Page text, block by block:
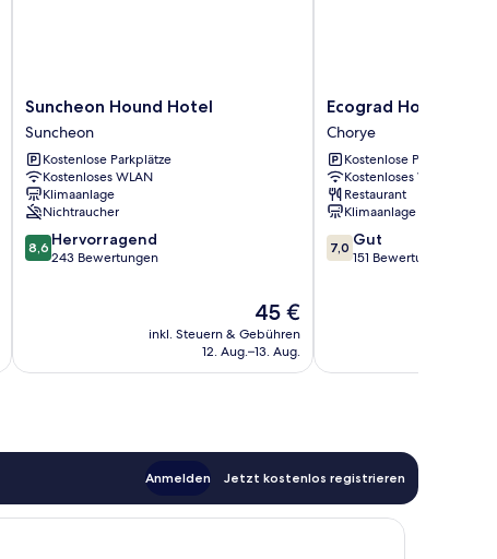
Suncheon
Hound
Hotel
Suncheon
Suncheon Hound Hotel
Suncheon
Kostenlose Parkplätze
Kostenloses WLAN
Klimaanlage
Nichtraucher
8.6
von
8,6 Hervorragend
243 Bewertungen
Der
Preis
beträgt
45 €
inkl. Steuern & Gebühren
12. Aug.–13. Aug.
Ecograd
Hotel
Chorye
Ecograd Hotel
Chorye
Kostenlose Parkplätze
Kostenloses WLAN
Restaurant
Klimaanlage
7.0
von
7,0 Gut
151 Bewertungen
Anmelden Jetzt kostenlos registrieren